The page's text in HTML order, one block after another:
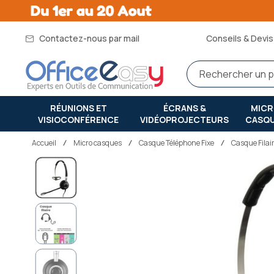
Contactez-nous par mail Conseils &
RÉUNIONS ET
VISIOCONFÉRENCE
ÉCRANS &
VIDÉOPROJECTEURS
Accueil micro casques Casque Téléphone Fixe Casque
Passer
fin
de
galerie
d’images